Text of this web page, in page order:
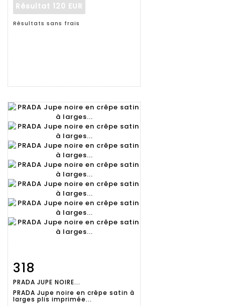
Résultat 120 EUR
Résultats sans frais
détaillée
318
PRADA JUPE NOIRE...
PRADA Jupe noire en crêpe satin à
larges plis imprimée...